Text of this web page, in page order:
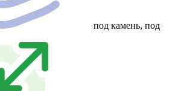
под камень, под